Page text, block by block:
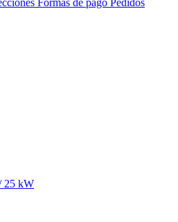
Formas de pago Pedidos
25 kW